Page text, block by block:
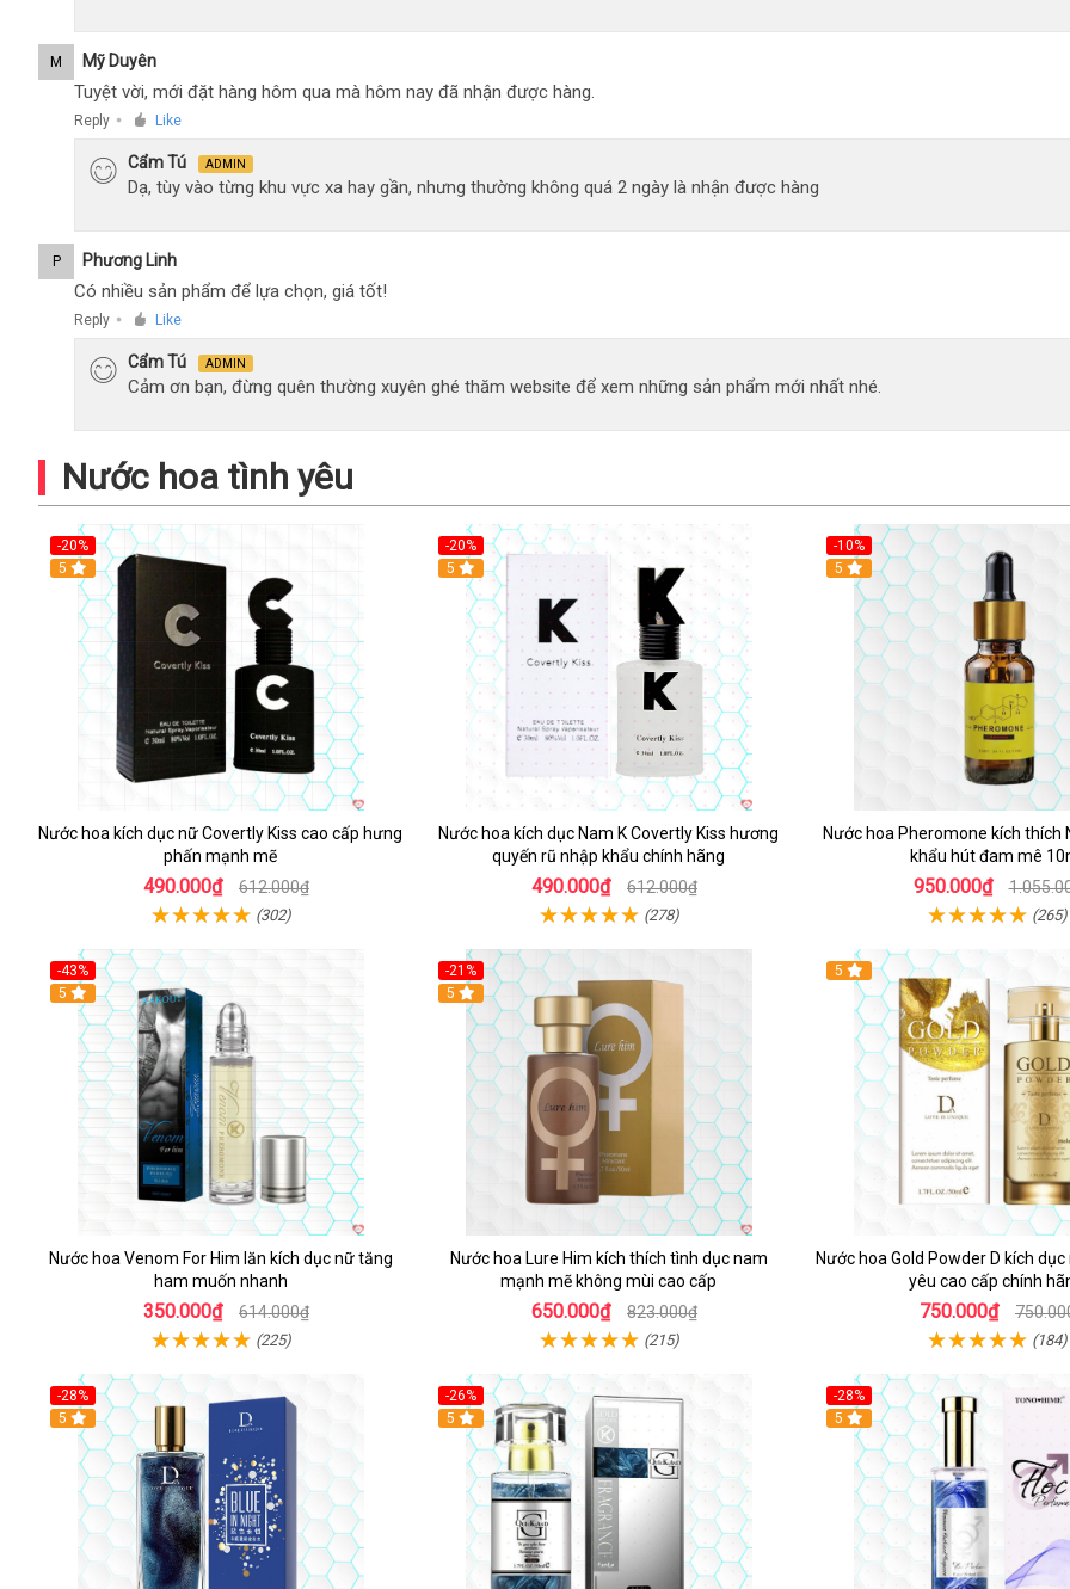
M Mỹ Duyên
Tuyệt vời, mới đặt hàng hôm qua mà hôm nay đã nhận được hàng.
Reply ● Like
Cẩm Tú ADMIN
Dạ, tùy vào từng khu vực xa hay gần, nhưng thường không quá 2 ngày là nhận được hàng
P Phương Linh
Có nhiều sản phẩm để lựa chọn, giá tốt!
Reply ● Like
Cẩm Tú ADMIN
Cảm ơn bạn, đừng quên thường xuyên ghé thăm website để xem những sản phẩm mới nhất nhé.
Nước hoa tình yêu
-20%
5
Nước hoa kích dục nữ Covertly Kiss cao cấp hưng
phấn mạnh mẽ
490.000₫ 612.000₫
(302)
-20%
5
Nước hoa kích dục Nam K Covertly Kiss hương
quyến rũ nhập khẩu chính hãng
490.000₫ 612.000₫
(278)
-10%
5
Nước hoa Pheromone kích thích
khẩu hút đam mê
950.000₫
(265)
-43%
5
Nước hoa Venom For Him lăn kích dục nữ tăng
ham muốn nhanh
350.000₫ 614.000₫
(225)
-21%
5
Nước hoa Lure Him kích thích tình dục nam
mạnh mẽ không mùi cao cấp
650.000₫ 823.000₫
(215)
5
Nước hoa Gold Powder D kích
yêu cao cấp chính
750.000₫
(184)
-28%
5
-26%
5
-28%
5